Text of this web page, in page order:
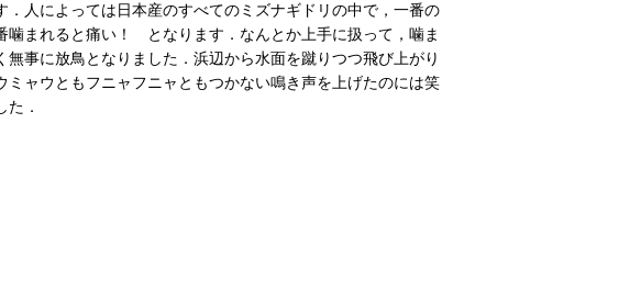
．人によっては日本産のすべてのミズナギドリの中で，一番の
噛まれると痛い！ となります．なんとか上手に扱って，噛ま
無事に放鳥となりました．浜辺から水面を蹴りつつ飛び上がり
ミャウともフニャフニャともつかない鳴き声を上げたのには笑
た．